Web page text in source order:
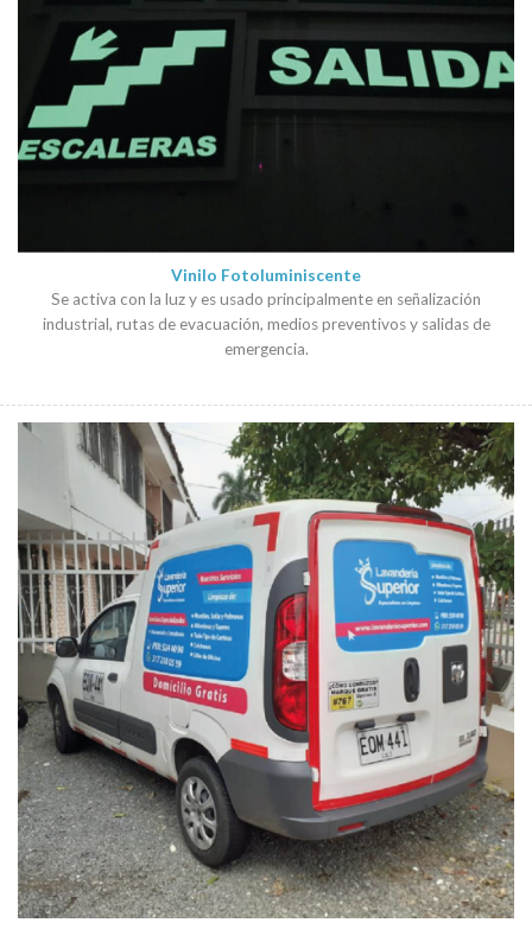
Vinilo Fotoluminiscente
Se activa con la luz y es usado principalmente en señalización
industrial, rutas de evacuación, medios preventivos y salidas de
emergencia.